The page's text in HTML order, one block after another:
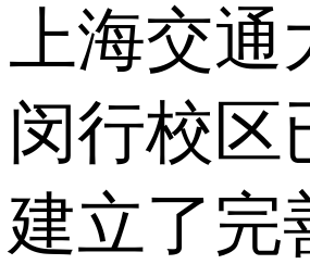
上海交通
闵行校区
建立了完